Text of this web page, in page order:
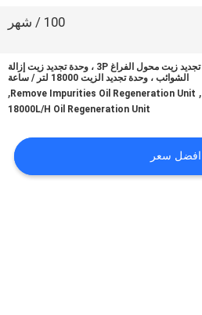
100 / شهر
وحدة تجديد زيت محول الفراغ 3P ، وحدة تجديد زيت إزالة
الشوائب ، وحدة تجديد الزيت 18000 لتر / ساعة
,
Remove Impurities Oil Regeneration Unit
,
18000L/H Oil Regeneration Unit
افضل سعر